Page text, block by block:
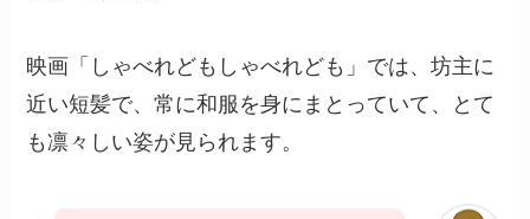
映画「しゃべれどもしゃべれども」では、坊主に
近い短髪で、常に和服を身にまとっていて、とて
も凛々しい姿が見られます。